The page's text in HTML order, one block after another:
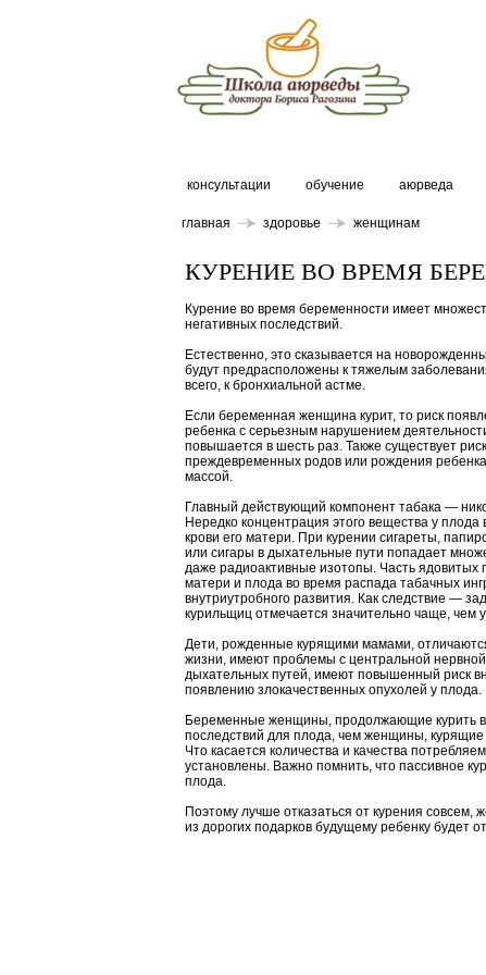
консультации обучение аюрведа
главная здоровье женщинам
КУРЕНИЕ ВО ВРЕМЯ
Курение во время беременности имеет
негативных последствий.
Естественно, это сказывается на
будут предрасположены к тяжелым
всего, к бронхиальной астме.
Если беременная женщина курит, то риск
ребенка с серьезным нарушением
повышается в шесть раз. Также существует риск
преждевременных родов или рождения
массой.
Главный действующий компонент табака —
Нередко концентрация этого вещества у
крови его матери. При курении сигареты,
или сигары в дыхательные пути попадает
даже радиоактивные изотопы. Часть ядовитых
матери и плода во время распада табачных
внутриутробного развития. Как следствие —
курильщиц отмечается значительно чаще, чем
Дети, рожденные курящими мамами,
жизни, имеют проблемы с центральной
дыхательных путей, имеют повышенный риск
появлению злокачественных опухолей у плода.
Беременные женщины, продолжающие курить
последствий для плода, чем женщины,
Что касается количества и качества
установлены. Важно помнить, что пассивное
плода.
Поэтому лучше отказаться от курения
из дорогих подарков будущему ребенку будет